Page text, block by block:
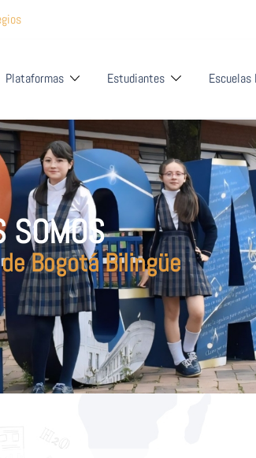
Plataformas Estudiantes
SOMOS
Bogotá Bilingüe